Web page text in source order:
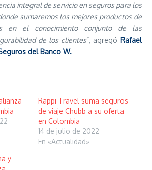
integral de servicio en seguros para los
sumaremos los mejores productos de
en el conocimiento conjunto de las
de los clientes”, agregó Rafael
del Banco W.
Rappi Travel suma seguros
de viaje Chubb a su oferta
en Colombia
14 de julio de 2022
En «Actualidad»
y